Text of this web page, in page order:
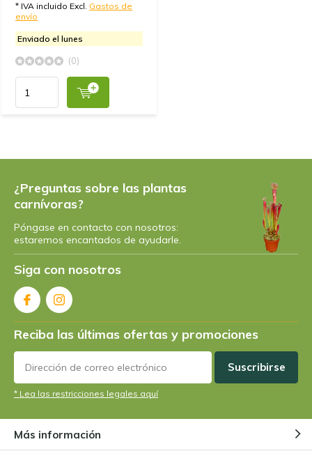
* IVA incluido Excl. Gastos de
envío
Enviado el lunes
(0)
¿Preguntas sobre las plantas
carnívoras?
Póngase en contacto con nosotros:
estaremos encantados de ayudarle.
Siga con nosotros
Reciba las últimas ofertas y promociones
Suscribirse
* Lea las restricciones legales aquí
Más información